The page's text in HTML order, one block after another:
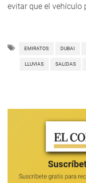
evitar que el vehículo
EMIRATOS DUBAI
LLUVIAS SALIDAS